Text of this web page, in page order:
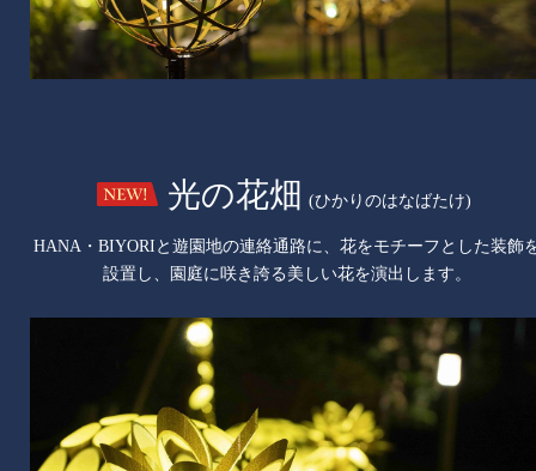
光の花畑 (ひかりのはなばたけ)
HANA・BIYORIと遊園地の連絡通路に、花をモチーフとした装飾
設置し、園庭に咲き誇る美しい花を演出します。